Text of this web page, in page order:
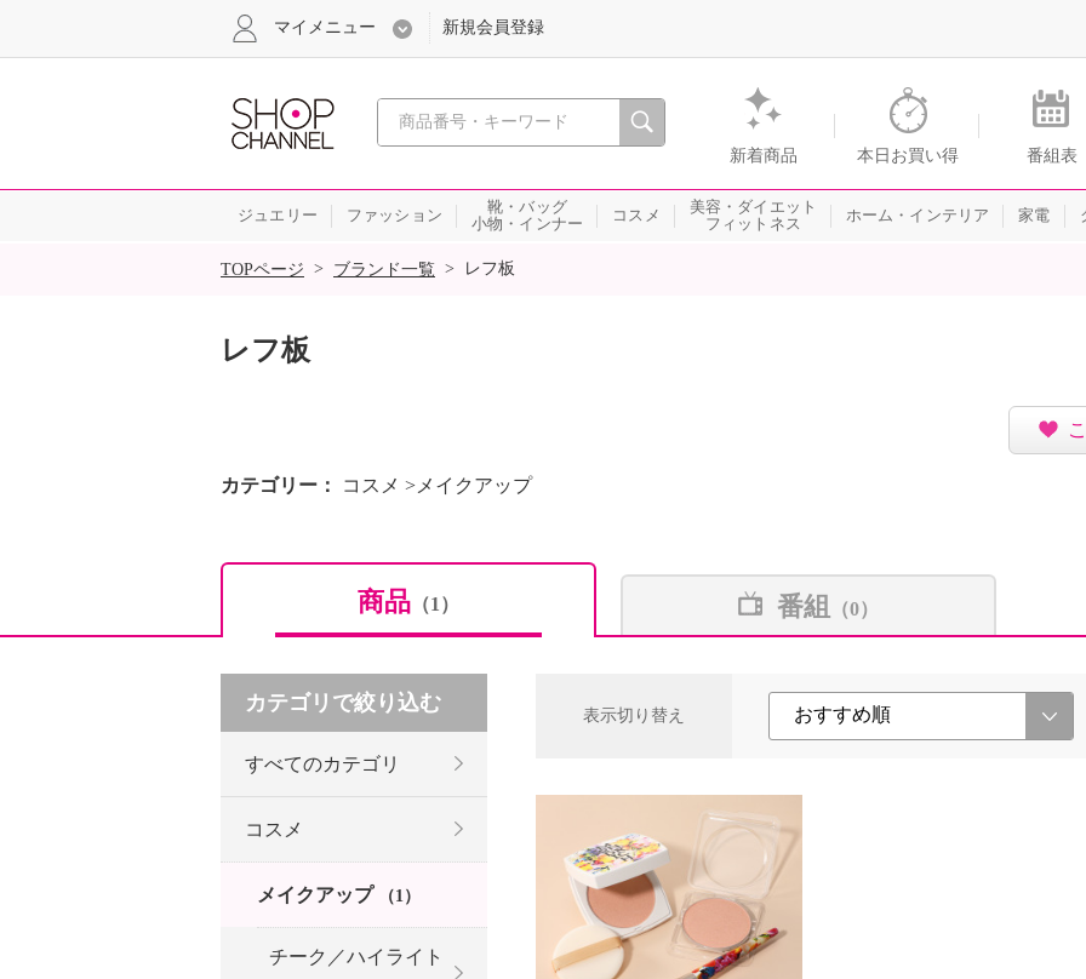
心おどる、瞬間を。通販・テレビショッピングのショップチャンネル
新着商品 本日お買い得 番組表
マイメニュー 新規会員登録
ジュエリー ファッション
靴・バッグ
小物・インナー
コスメ
美容・ダイエット
フィットネス
ホーム・インテリア 家電
SALE
TOPページ > ブランド一覧 > レフ板
レフ板
カテゴリー コスメ >メイクアップ
商品 （1） 番組 （0）
表示切り替え
カテゴリで絞り込む
すべてのカテゴリ
コスメ
メイクアップ （1）
チーク／ハイライト